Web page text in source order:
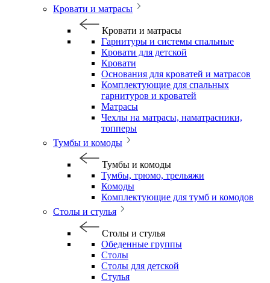
Кровати и матрасы
Кровати и матрасы
Гарнитуры и системы спальные
Кровати для детской
Кровати
Основания для кроватей и матрасов
Комплектующие для спальных
гарнитуров и кроватей
Матрасы
Чехлы на матрасы, наматрасники,
топперы
Тумбы и комоды
Тумбы и комоды
Тумбы, трюмо, трельяжи
Комоды
Комплектующие для тумб и комодов
Столы и стулья
Столы и стулья
Обеденные группы
Столы
Столы для детской
Стулья